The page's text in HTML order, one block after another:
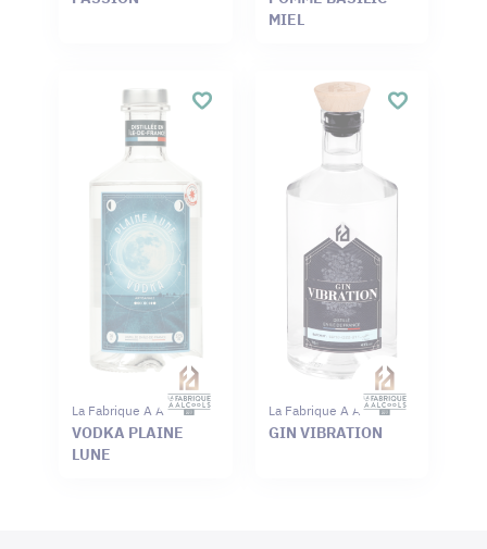
MIEL
La Fabrique A Alcools
VODKA PLAINE
LUNE
La Fabrique A Alcools
GIN VIBRATION